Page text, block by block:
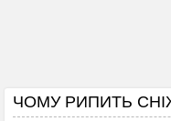
ЧОМУ РИПИТЬ